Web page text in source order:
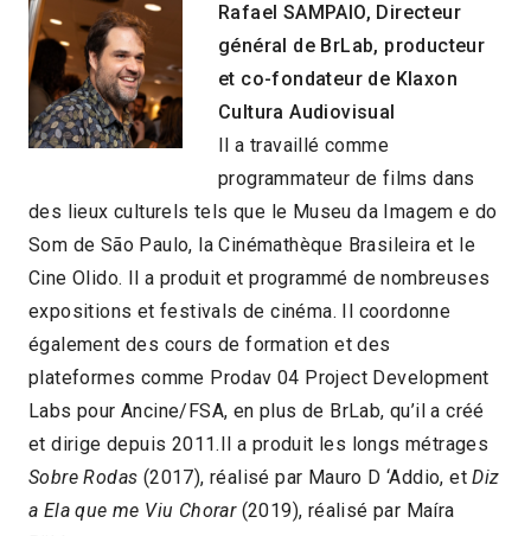
Rafael SAMPAIO, Directeur
général de BrLab, producteur
et co-fondateur de Klaxon
Cultura Audiovisual
Il a travaillé comme
programmateur de films dans
des lieux culturels tels que le Museu da Imagem e do
Som de São Paulo, la Cinémathèque Brasileira et le
Cine Olido. Il a produit et programmé de nombreuses
expositions et festivals de cinéma. Il coordonne
également des cours de formation et des
plateformes comme Prodav 04 Project Development
Labs pour Ancine/FSA, en plus de BrLab, qu’il a créé
et dirige depuis 2011.Il a produit les longs métrages
Sobre Rodas (2017), réalisé par Mauro D ‘Addio, etDiz
a Ela que me Viu Chorar(2019), réalisé par Maíra